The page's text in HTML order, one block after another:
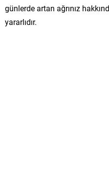
günlerde artan ağrınız
yararlıdır.